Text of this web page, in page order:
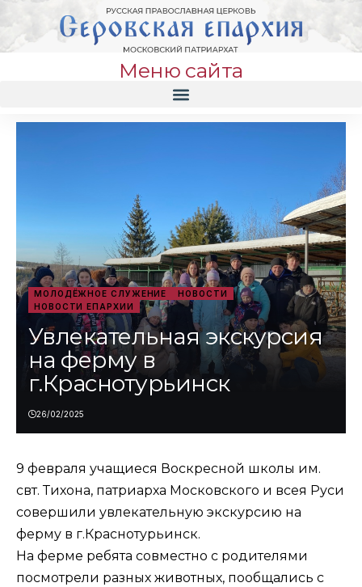
Меню сайта
МОЛОДЁЖНОЕ СЛУЖЕНИЕ
НОВОСТИ
НОВОСТИ ЕПАРХИИ
Увлекательная экскурсия
на ферму в
г.Краснотурьинск
26/02/2025
9 февраля учащиеся Воскресной школы им.
свт. Тихона, патриарха Московского и всея Руси
совершили увлекательную экскурсию на
ферму в г.Краснотурьинск.
На ферме ребята совместно с родителями
посмотрели разных животных, пообщались с